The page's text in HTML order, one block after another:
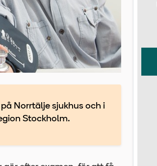
Norrtälje sjukhus och i
Stockholm.